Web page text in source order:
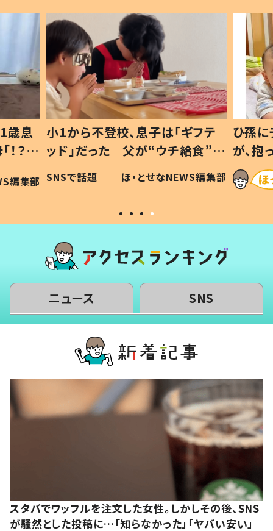
歳息
？」
編集部
小1から不登校、息子は「ギフテ
ッド」だった 父が“ウチ給食”を
作り続ける理由とは #令和の親
#令和の子
SNSで話題 ほ・とせなNEWS編集部
ひ孫
が、
「涙が
い」
ニュース SNS
スタバでワッフルを注文した女性。しかしその後、SNS
が騒然とした投稿に…「知らなかった」「ヤバい安い」